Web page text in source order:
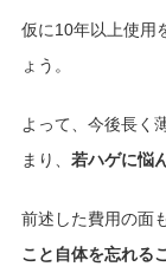
仮に10年以上使用
ょう。
よって、今後長く
まり、 若ハゲに悩
前述した費用の面
こと自体を忘れる